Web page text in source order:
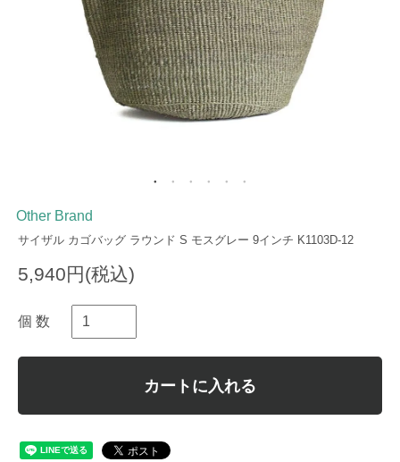
Other Brand
サイザル カゴバッグ ラウンド S モスグレー 9インチ K1103D-12
5,940円(税込)
個 数
カートに入れる